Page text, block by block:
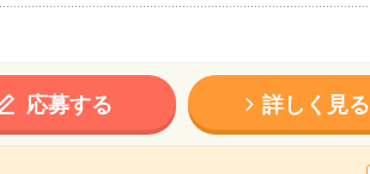
応募する 詳しく見る